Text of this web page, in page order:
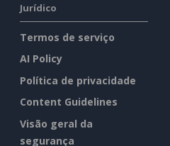
Jurídico
Termos de serviço
AI Policy
Política de privacidade
Content Guidelines
Visão geral da
segurança